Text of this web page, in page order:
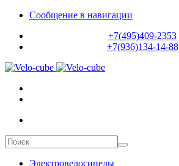
Сообщение в навигации
+7(495)409-2353
+7(936)134-14-88
Электровелосипеды